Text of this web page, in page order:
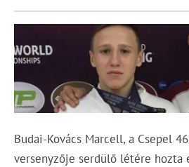
Budai-Kovács Marcell, a Csepel
versenyzője serdülő létére hozta